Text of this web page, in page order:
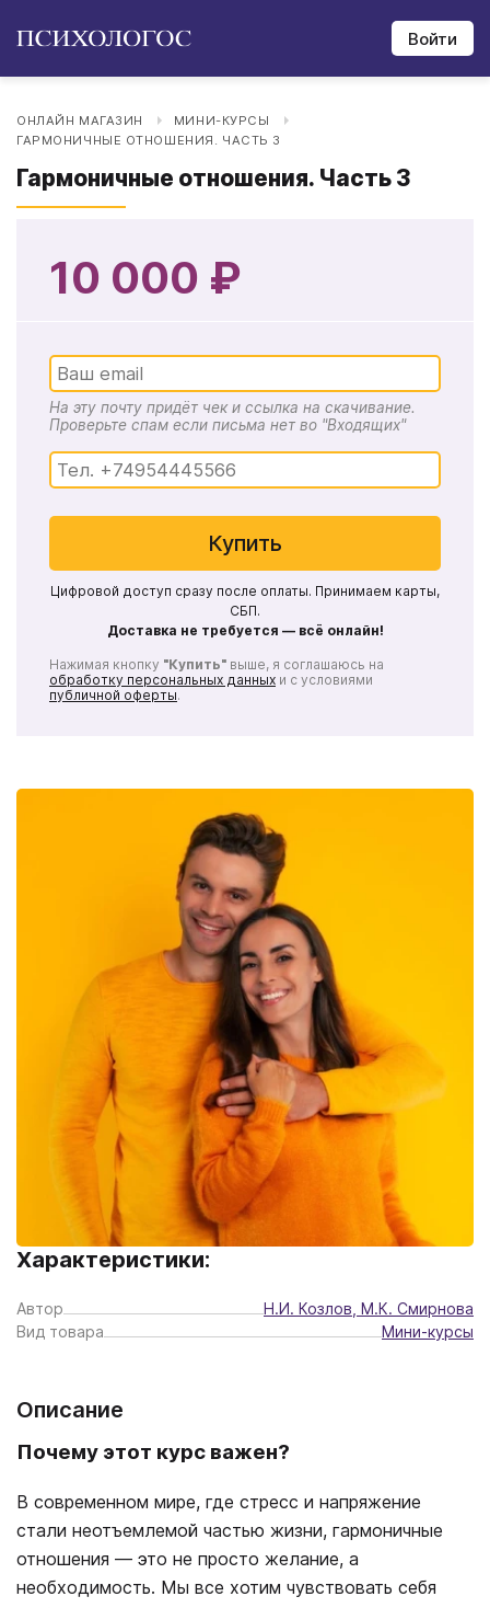
Войти
ОНЛАЙН МАГАЗИН
МИНИ-КУРСЫ
ГАРМОНИЧНЫЕ ОТНОШЕНИЯ. ЧАСТЬ 3
Гармоничные отношения. Часть 3
Характеристики:
Автор
Н.И. Козлов, М.К. Смирнова
Вид товара
Мини-курсы
Описание
Почему этот курс важен?
В современном мире, где стресс и напряжение
стали неотъемлемой частью жизни, гармоничные
отношения — это не просто желание, а
необходимость. Мы все хотим чувствовать себя
10 000 ₽
На эту почту придёт чек и ссылка на скачивание.
Проверьте спам если письма нет во "Входящих"
Купить
Цифровой доступ сразу после оплаты. Принимаем карты,
СБП.
Доставка не требуется — всё онлайн!
Нажимая кнопку "Купить" выше, я соглашаюсь на
обработку персональных данных и с условиями
публичной оферты.